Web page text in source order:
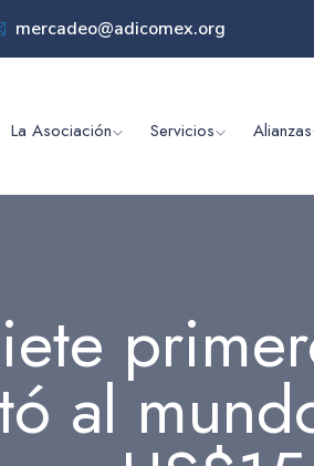
mercadeo@adicomex.org
La Asociación Servicios Alianzas
al